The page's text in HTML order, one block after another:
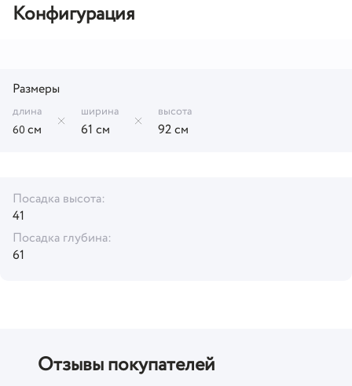
Конфигурация
Размеры
длина
60 см
ширина
61 см
высота
92 см
Посадка высота:
41
Посадка глубина:
61
Отзывы покупателей